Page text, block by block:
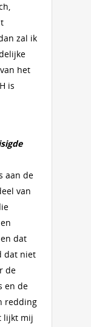
zal ik
het
is
aan de
van
dat
dat niet
de
en de
redding
lijkt mij